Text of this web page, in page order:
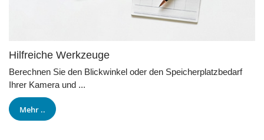
Hilfreiche Werkzeuge
Berechnen Sie den Blickwinkel oder den Speicherplatzbedarf
Ihrer Kamera und ...
Mehr ..